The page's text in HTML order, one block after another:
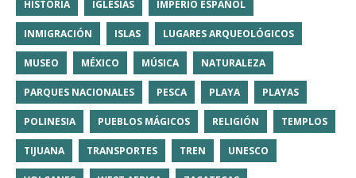
HISTORIA IGLESIAS IMPERIO ESPAÑOL
INMIGRACIÓN ISLAS LUGARES ARQUEOLÓGICOS
MUSEO MÉXICO MÚSICA NATURALEZA
PARQUES NACIONALES PESCA PLAYA PLAYAS
POLINESIA PUEBLOS MÁGICOS RELIGIÓN TEMPLOS
TIJUANA TRANSPORTES TREN UNESCO